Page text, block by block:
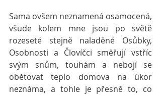
Sama ovšem neznamená osamocená,
všude kolem mne jsou po světě
rozeseté stejně naladěné Osůbky,
Osobnosti a Človíčci směřují vstříc
svým snům, touhám a nebojí se
obětovat teplo domova na úkor
neznáma, a tohle je přesně to, co